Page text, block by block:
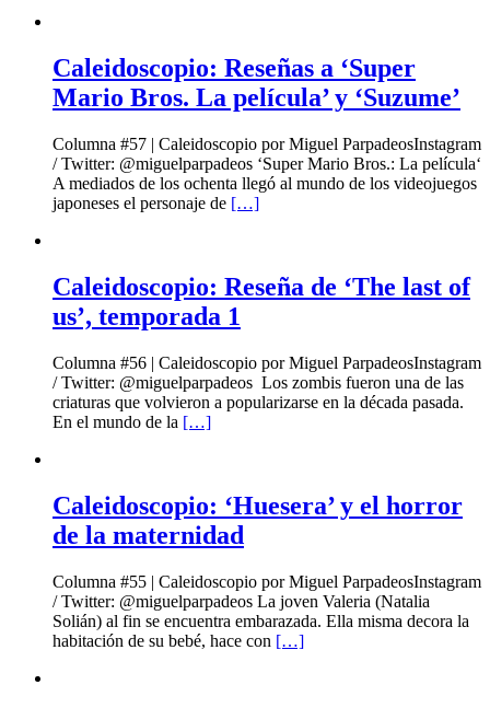
Caleidoscopio: Reseñas a ‘Super
Mario Bros. La película’ y ‘Suzume’
Columna #57 | Caleidoscopio por Miguel ParpadeosInstagram
/ Twitter: @miguelparpadeos ‘Super Mario Bros.: La película‘
A mediados de los ochenta llegó al mundo de los videojuegos
japoneses el personaje de […]
Caleidoscopio: Reseña de ‘The last of
us’, temporada 1
Columna #56 | Caleidoscopio por Miguel ParpadeosInstagram
/ Twitter: @miguelparpadeos Los zombis fueron una de las
criaturas que volvieron a popularizarse en la década pasada.
En el mundo de la […]
Caleidoscopio: ‘Huesera’ y el horror
de la maternidad
Columna #55 | Caleidoscopio por Miguel ParpadeosInstagram
/ Twitter: @miguelparpadeos La joven Valeria (Natalia
Solián) al fin se encuentra embarazada. Ella misma decora la
habitación de su bebé, hace con […]